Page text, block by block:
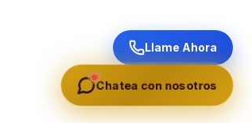
Llame Ahora
Chatea con nosotros